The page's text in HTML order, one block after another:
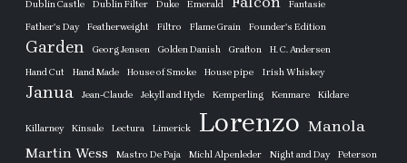
Dublin Castle
Dublin Filter Duke Emerald
Fantasie
Father's Day
Featherweight Filtro Flame Grain Founder's Edition
Garden Georg Jensen Golden Danish Grafton
H. C. Andersen
Hand Cut
Hand Made House of Smoke House pipe Irish Whiskey
Janua Jean-Claude Jekyll and Hyde Kemperling Kenmare Kildare
Killarney Kinsale Lectura Limerick Lorenzo Manola
Martin Wess Mastro De Paja Michl Alpenleder Night and Day Peterson